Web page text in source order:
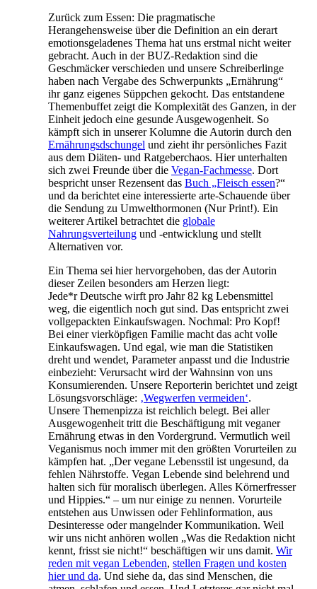
Zurück zum Essen: Die pragmatische
Herangehensweise über die Definition an ein derart
emotionsgeladenes Thema hat uns erstmal nicht weiter
gebracht. Auch in der BUZ-Redaktion sind die
Geschmäcker verschieden und unsere Schreiberlinge
haben nach Vergabe des Schwerpunkts „Ernährung“
ihr ganz eigenes Süppchen gekocht. Das entstandene
Themenbuffet zeigt die Komplexität des Ganzen, in der
Einheit jedoch eine gesunde Ausgewogenheit. So
kämpft sich in unserer Kolumne die Autorin durch den
Ernährungsdschungel und zieht ihr persönliches Fazit
aus dem Diäten- und Ratgeberchaos. Hier unterhalten
sich zwei Freunde über die Vegan-Fachmesse. Dort
bespricht unser Rezensent das Buch „Fleisch essen?“
und da berichtet eine interessierte arte-Schauende über
die Sendung zu Umwelthormonen (Nur Print!). Ein
weiterer Artikel betrachtet die globale
Nahrungsverteilung und -entwicklung und stellt
Alternativen vor.
Ein Thema sei hier hervorgehoben, das der Autorin
dieser Zeilen besonders am Herzen liegt:
Jede*r Deutsche wirft pro Jahr 82 kg Lebensmittel
weg, die eigentlich noch gut sind. Das entspricht zwei
vollgepackten Einkaufswagen. Nochmal: Pro Kopf!
Bei einer vierköpfigen Familie macht das acht volle
Einkaufswagen. Und egal, wie man die Statistiken
dreht und wendet, Parameter anpasst und die Industrie
einbezieht: Verursacht wird der Wahnsinn von uns
Konsumierenden. Unsere Reporterin berichtet und zeigt
Lösungsvorschläge: ‚Wegwerfen vermeiden‘.
Unsere Themenpizza ist reichlich belegt. Bei aller
Ausgewogenheit tritt die Beschäftigung mit veganer
Ernährung etwas in den Vordergrund. Vermutlich weil
Veganismus noch immer mit den größten Vorurteilen zu
kämpfen hat. „Der vegane Lebensstil ist ungesund, da
fehlen Nährstoffe. Vegan Lebende sind belehrend und
halten sich für moralisch überlegen. Alles Körnerfresser
und Hippies.“ – um nur einige zu nennen. Vorurteile
entstehen aus Unwissen oder Fehlinformation, aus
Desinteresse oder mangelnder Kommunikation. Weil
wir uns nicht anhören wollen „Was die Redaktion nicht
kennt, frisst sie nicht!“ beschäftigen wir uns damit. Wir
reden mit vegan Lebenden, stellen Fragen und kosten
hier und da. Und siehe da, das sind Menschen, die